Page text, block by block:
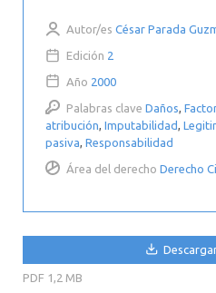
Autor/es César Parada
Edición 2
Año 2000
Palabras clave Daños
atribución ,Imputabilidad ,
pasiva ,Responsabilidad
Área del derecho Derecho
PDF 1,2 MB